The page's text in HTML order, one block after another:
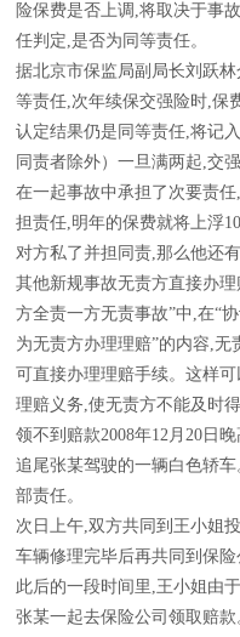
险保费是否上调,将取决于事
任判定,是否为同等责任。
据北京市保监局副局长刘跃
等责任,次年续保交强险时,保
认定结果仍是同等责任,将记
同责者除外）一旦满两起,交
在一起事故中承担了次要责
担责任,明年的保费就将上浮
对方私了并担同责,那么他还
其他新规事故无责方直接办
方全责一方无责事故”中,在“
为无责方办理理赔”的内容,无
可直接办理理赔手续。这样
理赔义务,使无责方不能及时
领不到赔款2008年12月20日
追尾张某驾驶的一辆白色轿
部责任。
次日上午,双方共同到王小姐
车辆修理完毕后再共同到保险
此后的一段时间里,王小姐由
张某一起去保险公司领取赔